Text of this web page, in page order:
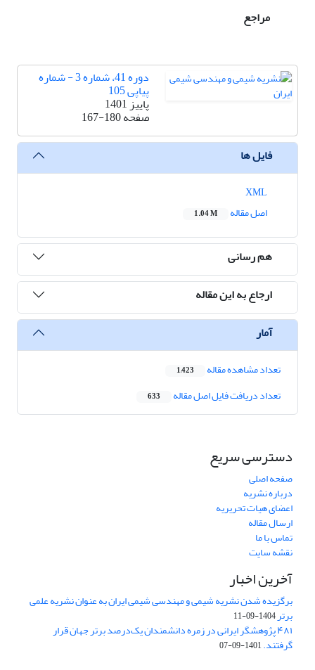
مراجع
دوره 41، شماره 3 - شماره
پیاپی 105
پاییز 1401
صفحه167-180
فایل ها
اصل مقاله
1.04 M
هم رسانی
ارجاع به این مقاله
آمار
تعداد مشاهده مقاله 1,423
تعداد دریافت فایل اصل مقاله 633
دسترسی سریع
صفحه اصلی
درباره نشریه
اعضای هیات تحریریه
ارسال مقاله
تماس با ما
نقشه سایت
آخرین اخبار
برگزیده شدن نشریه شیمی و مهندسی شیمی ایران به عنوان نشریه علمی
برتر1404-09-11
۴۸۱ پژوهشگر ایرانی در زمره دانشمندان یک‌درصد برتر جهان قرار
گرفتند.1401-09-07